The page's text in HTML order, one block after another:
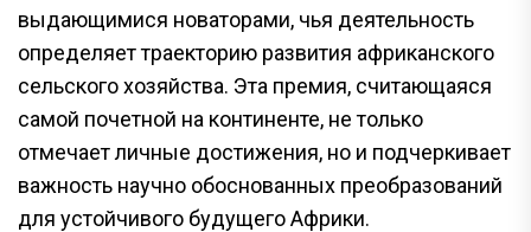
выдающимися новаторами, чья деятельность
определяет траекторию развития африканского
сельского хозяйства. Эта премия, считающаяся
самой почетной на континенте, не только
отмечает личные достижения, но и подчеркивает
важность научно обоснованных преобразований
для устойчивого будущего Африки.